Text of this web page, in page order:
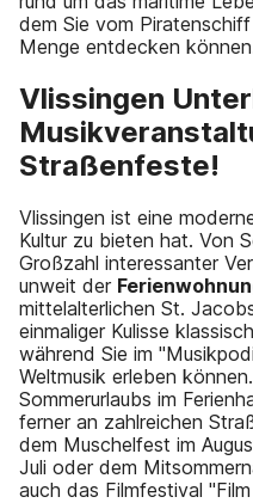
dem Sie vom
Menge entdecken
Vlissingen
Straßenfeste!
Vlissingen ist eine
Kultur zu bieten hat. Von
Großzahl interessanter
unweit der
mittelalterlichen St.
einmaliger Kulisse
während Sie im
Weltmusik erleben
Sommerurlaubs im
ferner an zahlreichen
dem Muschelfest im
Juli oder dem
auch das Filmfestival